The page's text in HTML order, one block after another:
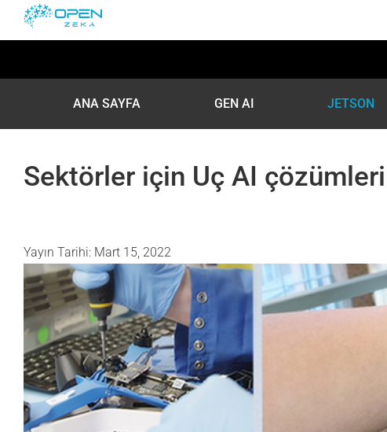
ANA SAYFA GEN AI JETSON
Sektörler için Uç AI
Yayın Tarihi: Mart 15, 2022